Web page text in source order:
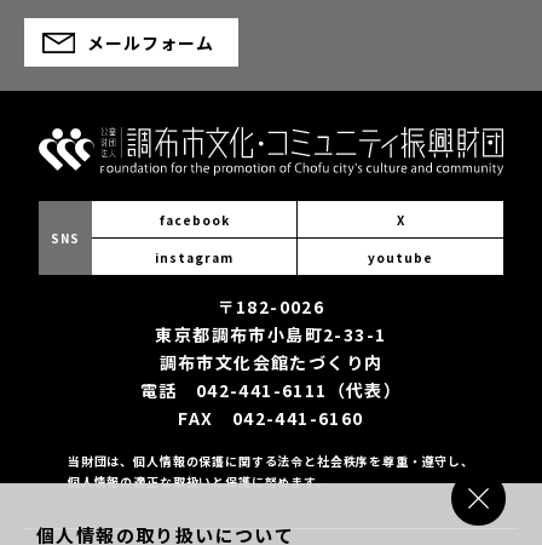
メールフォーム
SNS
facebook X
instagram youtube
〒182-0026
東京都調布市小島町2-33-1
調布市文化会館たづくり内
電話 042-441-6111（代表）
FAX 042-441-6160
当財団は、個人情報の保護に関する法令と社会秩序を尊重・遵守し、
個人情報の適正な取扱いと保護に努めます。
個人情報の取り扱いについて